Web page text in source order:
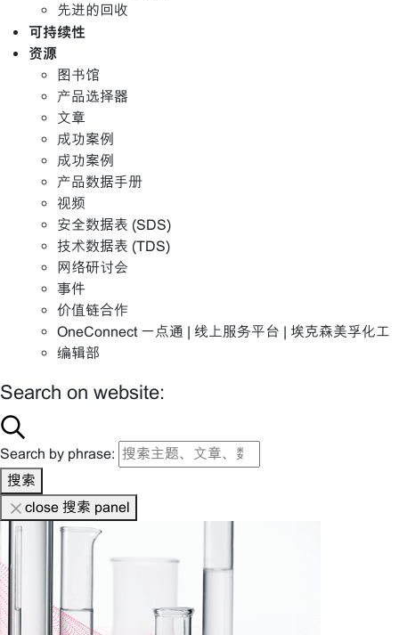
先进的回收
可持续性
资源
图书馆
产品选择器
文章
成功案例
成功案例
产品数据手册
视频
安全数据表 (SDS)
技术数据表 (TDS)
网络研讨会
事件
价值链合作
OneConnect 一点通 | 线上服务平台 | 埃克森美孚化工
编辑部
Search on website:
Search by phrase:
搜索
close 搜索 panel